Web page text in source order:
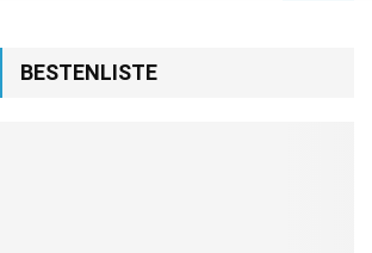
BESTENLISTE